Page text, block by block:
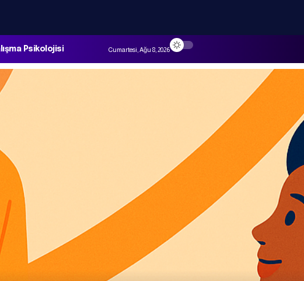
Psikolojisi Cumartesi, Ağu 8, 2026